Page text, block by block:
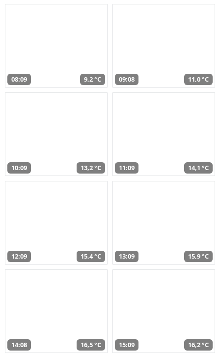
08:09 9,2 °C 09:08 11,0 °C
10:09 13,2 °C 11:09 14,1 °C
12:09 15,4 °C 13:09 15,9 °C
14:08 16,5 °C 15:09 16,2 °C